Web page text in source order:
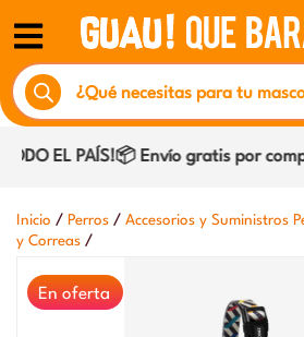
contenido
Búsqueda
de
productos
EL PAÍS!📦 Envío gratis por
En oferta
Inicio / Perros / Accesorios y Suministros
y Correas /